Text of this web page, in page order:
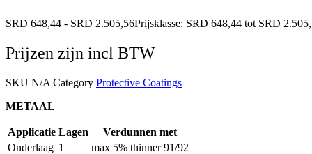
SRD 648,44 - SRD 2.505,56Prijsklasse: SRD 648,44 tot SRD
Prijzen zijn incl BTW
SKU N/A Category Protective Coatings
METAAL
Applicatie Lagen
Verdunnen met
Onderlaag 1 max 5% thinner 91/92